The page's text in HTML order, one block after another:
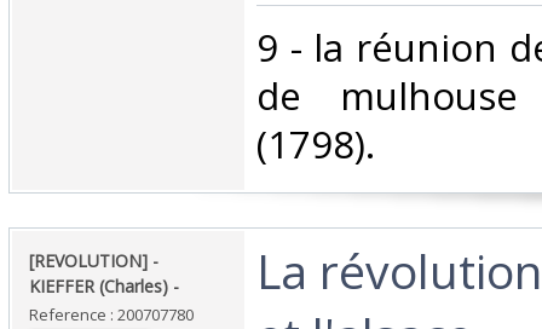
‎9 - la réunion
de
(1798).‎
‎[REVOLUTION] -
KIEFFER (Charles) - ‎
Reference : 200707780
‎La